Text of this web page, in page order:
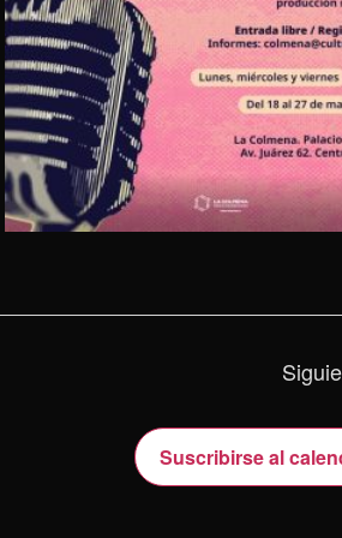
Suscribirse al